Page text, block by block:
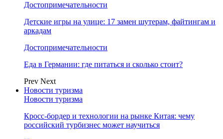
Достопримечательности
Детские игры на улице: 17 замен шутерам, файтингам и
аркадам
Достопримечательности
Еда в Германии: где питаться и сколько стоит?
Prev Next
Новости туризма
Новости туризма
Кросс-бордер и технологии на рынке Китая: чему
российский турбизнес может научиться